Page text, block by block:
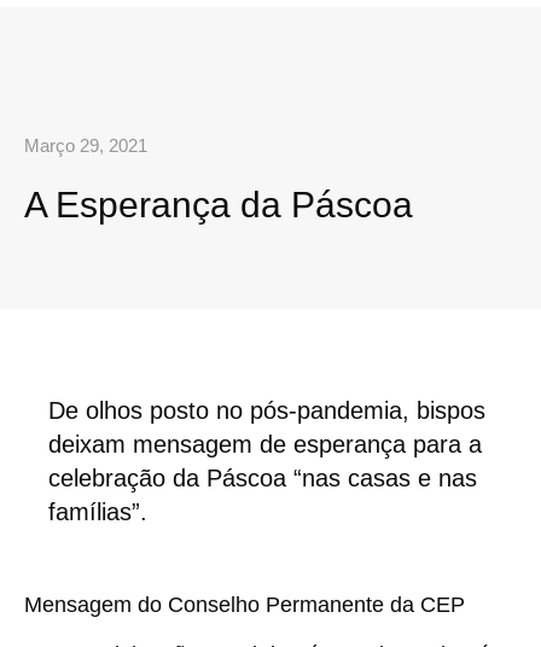
Março 29, 2021
A Esperança da Páscoa
De olhos posto no pós-pandemia, bispos
deixam mensagem de esperança para a
celebração da Páscoa “nas casas e nas
famílias”.
Mensagem do Conselho Permanente da CEP